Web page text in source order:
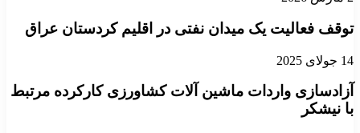
توقف فعالیت یک میدان نفتی در اقلیم کردستان عراق
14 جولای 2025
آزادسازی واردات ماشین آلات کشاورزی کارکرده مرتبط
با نیشکر